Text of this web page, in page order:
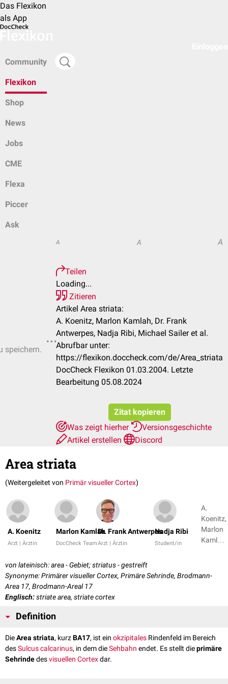
Das Flexikon
als App
Community
Flexikon
Shop
News
Jobs
CME
Flexa
Piccer
Ask
speichern.
A A A
Teilen
Loading...
Zitieren
Artikel Area striata:
A. Koenitz, Marlon Kamlah, Dr. Frank
Antwerpes, Nadja Ribi, Michael Sailer et al.
Abrufbar unter:
https://flexikon.doccheck.com/de/Area_striata
DocCheck Flexikon 01.03.2004. Letzte
Bearbeitung 05.08.2024
Zitat kopieren
Was zeigt hierher
Versionsgeschichte
Artikel erstellen
Discord
Area striata
(Weitergeleitet von Primär visueller Cortex)
A. Koenitz
Arzt | Ärztin
Marlon Kamlah
DocCheck Team
Dr. Frank Antwerpes
Arzt | Ärztin
Nadja Ribi
Student/in
A.
Koenitz,
Marlon
Kamlah
von lateinisch: area - Gebiet; striatus - gestreift
Synonyme: Primärer visueller Cortex, Primäre Sehrinde, Brodmann-
Area 17, Brodmann-Areal 17
Englisch:striate area, striate cortex
Definition
DieArea striata, kurzBA17, ist ein okzipitales Rindenfeld im Bereich
desSulcus calcarinus, in dem dieSehbahn endet. Es stellt dieprimäre
Sehrindedesvisuellen Cortexdar.